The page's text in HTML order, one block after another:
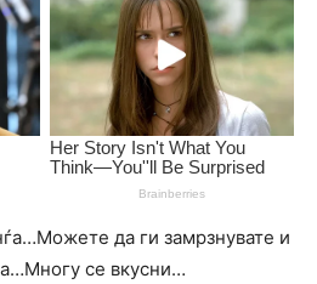
да ги замрзнувате и
се вкусни…